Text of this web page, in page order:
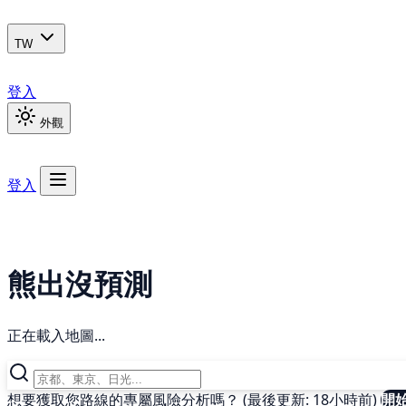
TW
登入
外觀
登入
熊出沒預測
正在載入地圖...
想要獲取您路線的專屬風險分析嗎？ (最後更新: 18小時前)開